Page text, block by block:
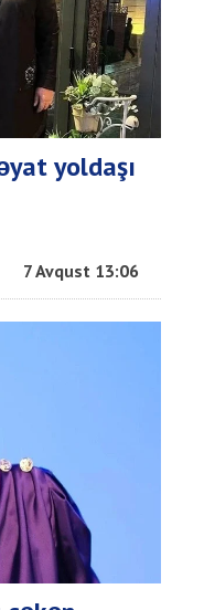
yoldaşı
7 Avqust 13:06